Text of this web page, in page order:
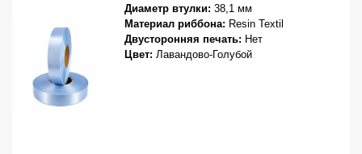
Диаметр втулки: 38,1 мм
Материал риббона: Resin Textil
Двусторонняя печать: Нет
Цвет: Лавандово-Голубой